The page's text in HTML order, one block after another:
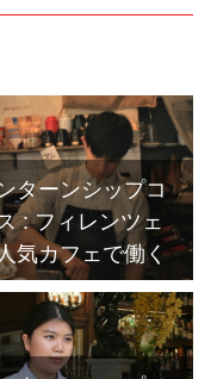
ターンシップコ
: フィレンツェ
気カフェで働く